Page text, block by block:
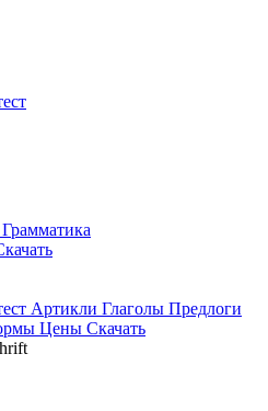
Грамматика
Артикли Глаголы Предлоги
Цены Скачать